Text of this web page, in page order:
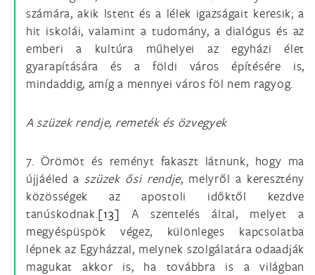
számára, akik Istent és a lélek igazságait keresik; a
hit iskolái, valamint a tudomány, a dialógus és az
emberi a kultúra műhelyei az egyházi élet
gyarapítására és a földi város építésére is,
mindaddig, amíg a mennyei város föl nem ragyog.
A szüzek rendje, remeték és özvegyek
7. Örömöt és reményt fakaszt látnunk, hogy ma
újjáéled a szüzek ősi rendje, melyről a keresztény
közösségek az apostoli időktől kezdve
tanúskodnak.[13] A szentelés által, melyet a
megyéspüspök végez, különleges kapcsolatba
lépnek az Egyházzal, melynek szolgálatára odaadják
magukat akkor is, ha továbbra is a világban